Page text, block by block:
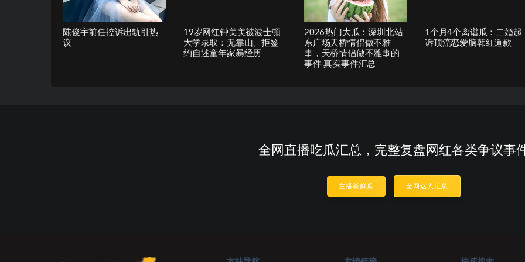
陈俊宇前任控诉出轨引热
议
19岁网红钟美美被波士顿
大学录取：无靠山、拒签
约自述童年家暴经历
2026热门大瓜：深圳北站
东广场天桥情侣做不雅
事，天桥情侣做不雅事的
事件 真实事件汇总
1个月4个离谱瓜：二婚起
诉顶流恋爱脑韩红道歉
全网直播吃瓜汇总，完整复盘网红各类争议事
主播新鲜瓜 全网达人汇总